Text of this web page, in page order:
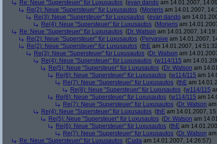
Re: Neue "Supersteuer" für Luxusautos (evan dando am 14.01.2007,
Re(2): Neue "Supersteuer" für Luxusautos (Morieris am 14.01.2007,
Re(3): Neue "Supersteuer" für Luxusautos (evan dando am
Re(4): Neue "Supersteuer" für Luxusautos (Morieris am
Re: Neue "Supersteuer" für Luxusautos (Dr. Watson am 14.01.2007,
Re(2): Neue "Supersteuer" für Luxusautos (Pervasive am 14.01.2007,
Re(2): Neue "Supersteuer" für Luxusautos (thE am 14.01.2007,
Re(3): Neue "Supersteuer" für Luxusautos (Dr. Watson am
Re(4): Neue "Supersteuer" für Luxusautos (w114/115 am
Re(5): Neue "Supersteuer" für Luxusautos (Dr. Watson am
Re(6): Neue "Supersteuer" für Luxusautos (w114/115 am
Re(7): Neue "Supersteuer" für Luxusautos (thE am
Re(8): Neue "Supersteuer" für Luxusautos (w114/115
Re(6): Neue "Supersteuer" für Luxusautos (w114/115 am
Re(7): Neue "Supersteuer" für Luxusautos (Dr. Watson
Re(4): Neue "Supersteuer" für Luxusautos (thE am 14.01.2007,
Re(5): Neue "Supersteuer" für Luxusautos (Dr. Watson am
Re(6): Neue "Supersteuer" für Luxusautos (thE am
Re(7): Neue "Supersteuer" für Luxusautos (Dr. Watson
Re: Neue "Supersteuer" für Luxusautos (Cuda am 14.01.2007, 14:26:57)